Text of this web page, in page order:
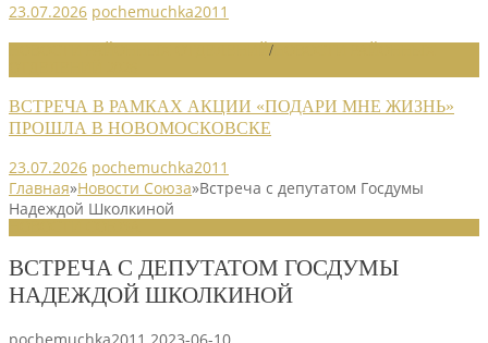
23.07.2026 pochemuchka2011
/
ВСТРЕЧА В РАМКАХ АКЦИИ «ПОДАРИ МНЕ ЖИЗНЬ»
ПРОШЛА В НОВОМОСКОВСКЕ
23.07.2026 pochemuchka2011
Главная»Новости Союза»Встреча с депутатом Госдумы
Надеждой Школкиной
ВСТРЕЧА С ДЕПУТАТОМ ГОСДУМЫ
НАДЕЖДОЙ ШКОЛКИНОЙ